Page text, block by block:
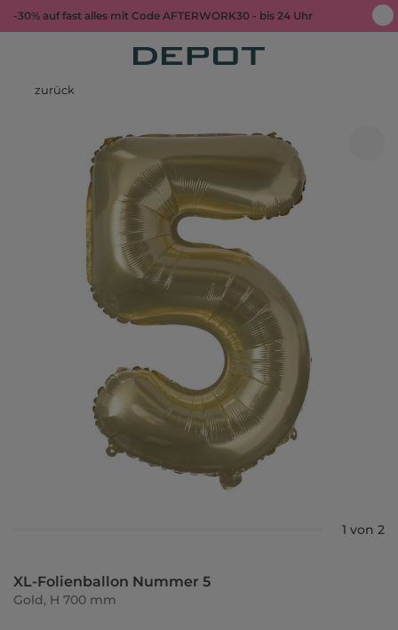
-30% auf fast alles mit Code AFTERWORK30 - bis 24 Uhr
zurück
1 von 2
XL-Folienballon Nummer 5
Gold, H 700 mm